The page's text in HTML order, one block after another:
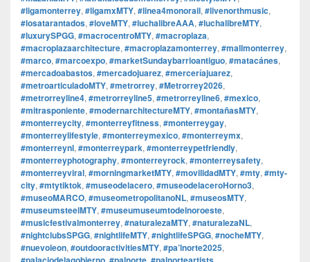
#ligamonterrey, #ligamxMTY, #linea4monorail, #livenorthmusic,
#losatarantados, #loveMTY, #luchalibreAAA, #luchalibreMTY,
#luxurySPGG, #macrocentroMTY, #macroplaza,
#macroplazaarchitecture, #macroplazamonterrey, #mallmonterrey,
#marco, #marcoexpo, #marketSundaybarrioantiguo, #matacánes,
#mercadoabastos, #mercadojuarez, #merceríajuarez,
#metroarticuladoMTY, #metrorrey, #Metrorrey2026,
#metrorreyline4, #metrorreyline5, #metrorreyline6, #mexico,
#mitrasponiente, #modernarchitectureMTY, #montañasMTY,
#monterreycity, #monterreyfitness, #monterreygay,
#monterreylifestyle, #monterreymexico, #monterreymx,
#monterreynl, #monterreypark, #monterreypetfriendly,
#monterreyphotography, #monterreyrock, #monterreysafety,
#monterreyviral, #morningmarketMTY, #movilidadMTY, #mty, #mty-
city, #mtytiktok, #museodelacero, #museodelaceroHorno3,
#museoMARCO, #museometropolitanoNL, #museosMTY,
#museumsteelMTY, #museumuseumtodelnoroeste,
#musicfestivalmonterrey, #naturalezaMTY, #naturalezaNL,
#nightclubsSPGG, #nightlifeMTY, #nightlifeSPGG, #nocheMTY,
#nuevoleon, #outdooractivitiesMTY, #pa’lnorte2025,
, , ,